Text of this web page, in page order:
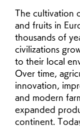
The cultivation
and fruits in
thousands of
civilizations
to their local
Over time,
innovation,
and modern
expanded
continent.